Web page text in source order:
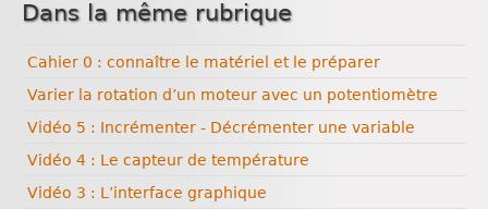
Dans la même rubrique
Cahier 0 : connaître le matériel et le préparer
Varier la rotation d’un moteur avec un potentiomètre
Vidéo 5 : Incrémenter - Décrémenter une variable
Vidéo 4 : Le capteur de température
Vidéo 3 : L’interface graphique